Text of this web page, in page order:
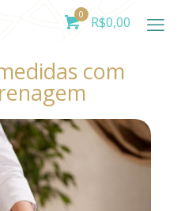
0 R$0,00
com